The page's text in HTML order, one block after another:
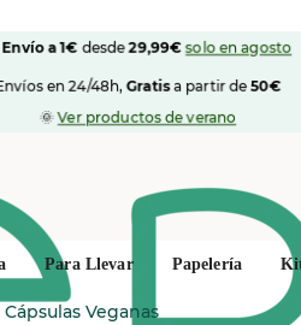
Envío a 1€ desde29,99€ solo en agosto
en 24/48h, Gratisa partir de50€
🌞Ver productos de verano
Para Llevar Papelería
Veganas